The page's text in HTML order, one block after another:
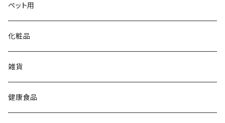
大草原の乳酸菌
NS-Max
NS-Slim
チイサナミカタ
ビタミン／ミネラル
DHA／EPA
ペット用
化粧品
雑貨
健康食品